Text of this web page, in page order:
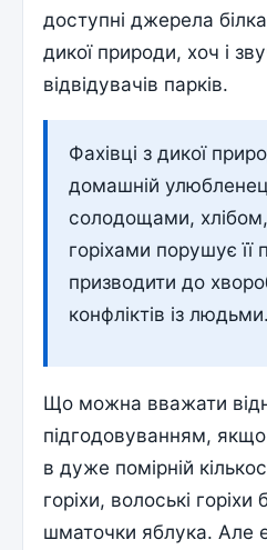
доступні джерела
дикої природи, хоч і
відвідувачів парків.
Фахівці з дикої
домашній
солодощами,
горіхами порушує
призводити до
конфліктів із людьми.
Що можна вважати
підгодовуванням,
в дуже помірній
горіхи, волоські
шматочки яблука. Але